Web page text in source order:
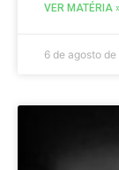
VER MATÉRIA
6 de agosto